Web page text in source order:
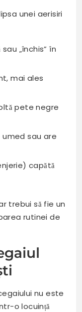
unei aerisiri
„închis” în
mai ales
pete negre
sau are
capătă
trebui să fie un
rutinei de
nu este
o locuință